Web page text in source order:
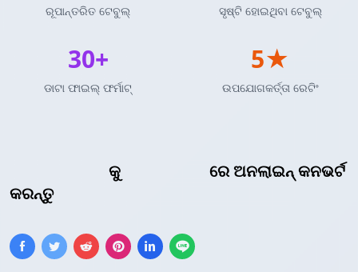
କୁ
ରେ ଅନଲାଇନ୍ କନଭର୍ଟ
କରନ୍ତୁ
ରୂପାନ୍ତରିତ ଟେବୁଲ୍ ସୃଷ୍ଟି ହୋଇଥିବା ଟେବୁଲ୍
30+
ଡାଟା ଫାଇଲ୍ ଫର୍ମାଟ୍
5★
ଉପଯୋଗକର୍ତ୍ତା ରେଟିଂ